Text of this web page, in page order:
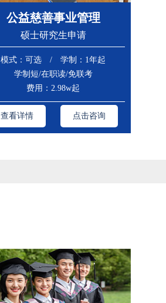
公益慈善事业管理
硕士研究生申请
模式：可选 / 学制：1年起
学制短/在职读/免联考
费用：2.98w起
查看详情 点击咨询